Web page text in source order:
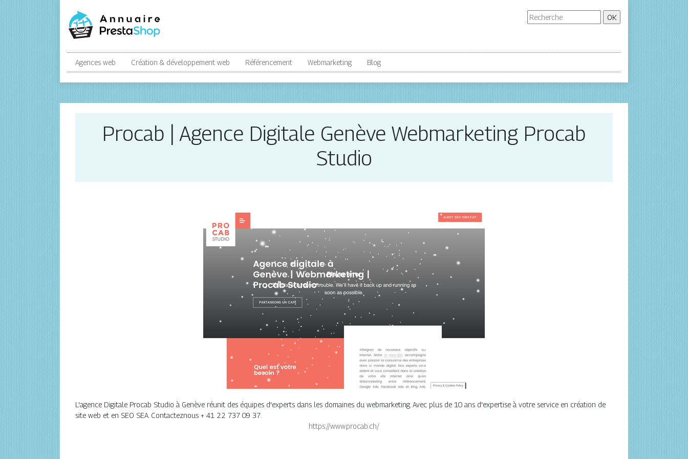
Agences web Création & développement web Référencement Webmarketing Blog
Procab | Agence Digitale Genève Web­mar­ke­ting Procab
Studio
L'agence Digitale Procab Studio à Genève réunit des équipes d'experts dans les domaines du webmarketing. Avec plus de 10 ans d'expertise à votre service en création de
site web et en SEO SEA. Contacteznous + 41 22 737 09 37.
https://www.procab.ch/